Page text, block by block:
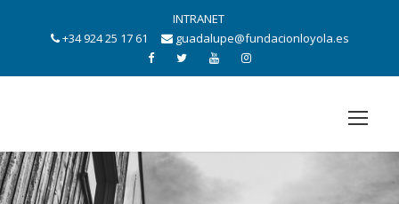
INTRANET
+34 924 25 17 61
guadalupe@fundacionloyola.es